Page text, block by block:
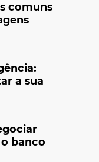
comuns
a sua
banco